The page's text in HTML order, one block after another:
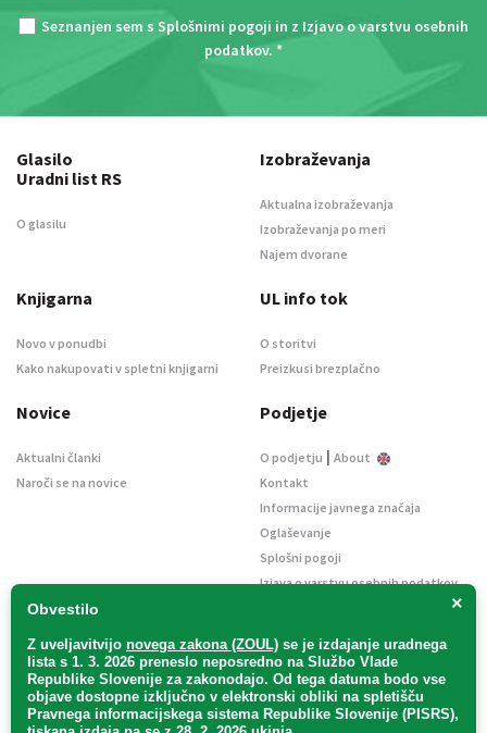
Seznanjen sem s Splošnimi pogoji in z Izjavo o varstvu osebnih
podatkov. *
×
Obvestilo
Z uveljavitvijo novega zakona (ZOUL) se je izdajanje uradnega
lista s 1. 3. 2026 preneslo neposredno na Službo Vlade
Republike Slovenije za zakonodajo. Od tega datuma bodo vse
objave dostopne izključno v elektronski obliki na spletišču
Pravnega informacijskega sistema Republike Slovenije (PISRS),
Glasilo
Uradni list RS
O glasilu
Izobraževanja
Aktualna izobraževanja
Izobraževanja po meri
Najem dvorane
Knjigarna
Novo v ponudbi
Kako nakupovati v spletni knjigarni
UL info tok
O storitvi
Preizkusi brezplačno
Novice
Aktualni članki
Naroči se na novice
Podjetje
O podjetju | About
Kontakt
Informacije javnega značaja
Oglaševanje
Splošni pogoji
Izjava o varstvu osebnih podatkov
Uradni list d. o. o. – v likvidaciji / Vse pravice pridržane.